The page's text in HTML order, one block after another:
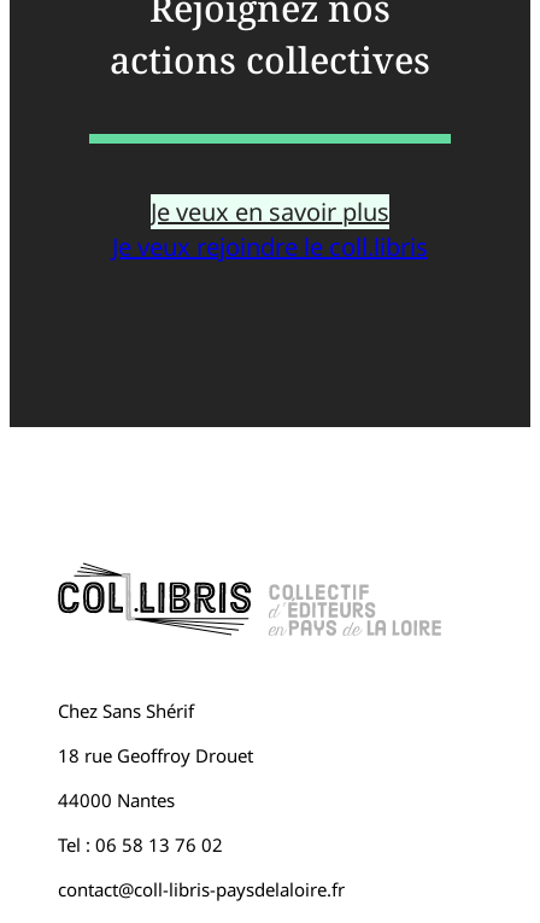
actions collectives
Je veux en savoir plus
Je veux rejoindre le coll.libris
Chez Sans Shérif
18 rue Geoffroy Drouet
44000 Nantes
Tel : 06 58 13 76 02
contact@coll-libris-paysdelaloire.fr